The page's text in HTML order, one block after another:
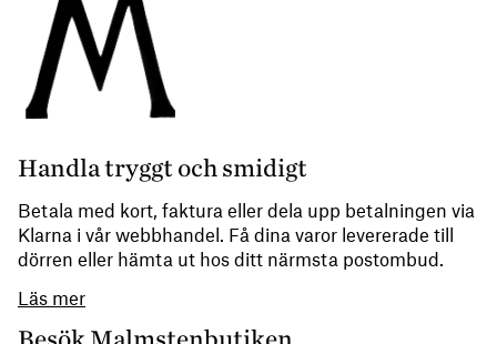
Handla tryggt och smidigt
Betala med kort, faktura eller dela upp betalningen via
Klarna i vår webbhandel. Få dina varor levererade till
dörren eller hämta ut hos ditt närmsta postombud.
Läs mer